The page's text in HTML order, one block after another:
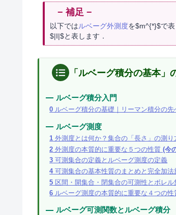
以下ではルベーグ外測度を$m^{*}$で
$|I|$と表します．
「ルベーグ積分の基本」
ルベーグ積分入門
0 ルベーグ積分の基礎｜リーマン積分の
ルベーグ測度
1 外測度とは何か？集合の「長さ」の測り
2 外測度の本質的に重要な５つの性質 (今
3 可測集合の定義とルベーグ測度の定義
4可測集合の基本性質のまとめと完全加法
5 区間・開集合・閉集合の可測性とボレル
6 ルベーグ測度の本質的に重要な４つの性
ルベーグ可測関数とルベーグ積分